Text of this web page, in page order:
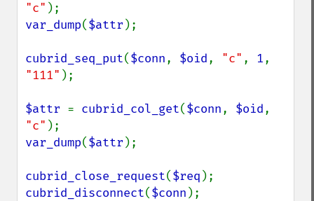
"c"
var_dump($attr );
cubrid_seq_put($conn, $oid, "c" , 1
"111" );
$attr = cubrid_col_get($conn, $oid
"c"
var_dump($attr );
cubrid_close_request($req
cubrid_disconnect($conn